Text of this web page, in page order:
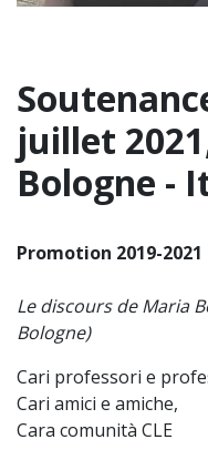
juillet
Bologne -
Promotion 2019-2021
Le discours de Maria
Bologne)
Cari professori e
Cari amici e amiche,
Cara comunità CLE